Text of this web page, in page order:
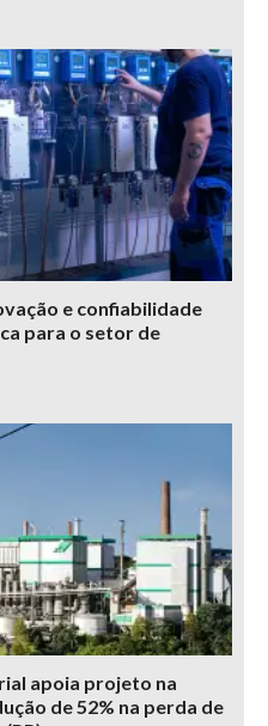
e confiabilidade
para o setor de
apoia projeto na
de 52% na perda de